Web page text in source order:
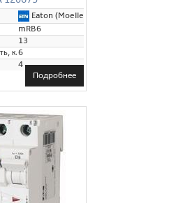
Eaton (Moeller)
mRB6
13
кА:
6
4
Подробнее